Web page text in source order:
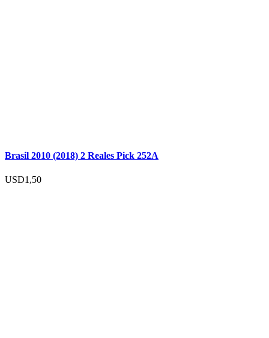
Brasil 2010 (2018) 2 Reales Pick 252A
USD1,50